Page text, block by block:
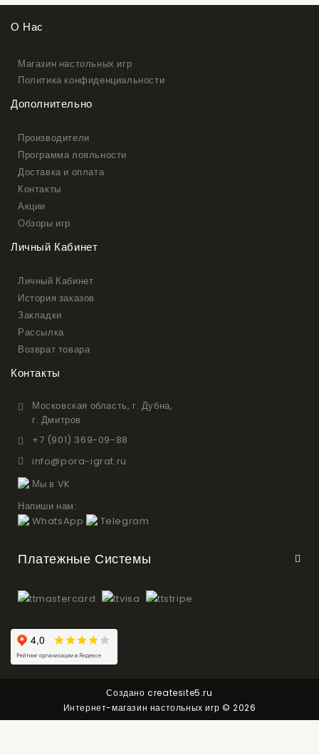
О Нас
Магазин настольных игр
Политика конфиденциальности
Дополнительно
Производители
Программа лояльности
Доставка и оплата
Контакты
Акции
Обзоры игр
Личный Кабинет
Личный Кабинет
История заказов
Закладки
Рассылка
Возврат товара
Контакты
Московская область, г. Дубна,
г. Дмитров
+7 (901) 369-09-88
info@pora-igrat.ru
Мы в VK
Напиши нам:
WhatsApp
Telegram
Платежные Системы
Созданоcreatesite5.ru
Интернет-магазин настольных игр © 2026